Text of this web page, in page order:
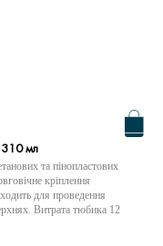
310 мл
та пінопластових
кріплення
для проведення
Витрата тюбика 12